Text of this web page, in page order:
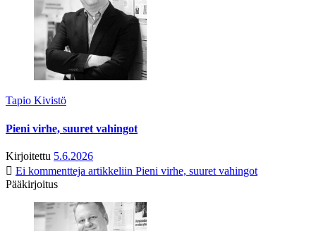
Tapio Kivistö
Pieni virhe, suuret vahingot
Kirjoitettu 5.6.2026
Ei kommentteja artikkeliin Pieni virhe, suuret vahingot
Pääkirjoitus